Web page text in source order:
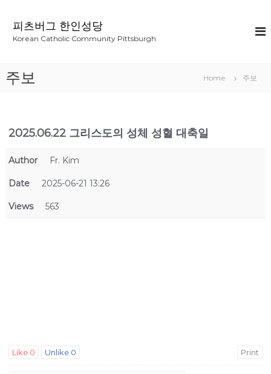
피츠버그 한인성당
Korean Catholic Community Pittsburgh
주보 Home 주보
2025.06.22 그리스도의 성체 성혈 대축일
Author Fr. Kim
Date 2025-06-21 13:26
Views 563
Like 0 Unlike 0 Print